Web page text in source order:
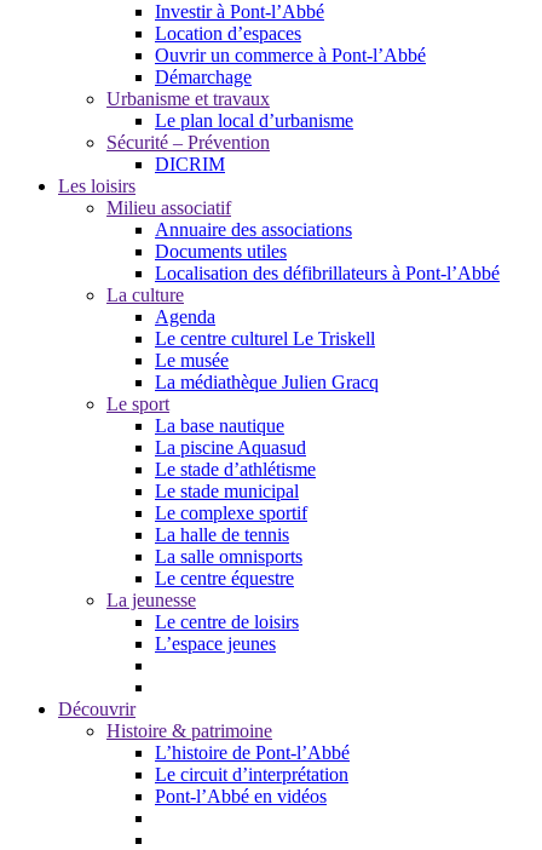
Investir à Pont-l’Abbé
Location d’espaces
Ouvrir un commerce à Pont-l’Abbé
Démarchage
Urbanisme et travaux
Le plan local d’urbanisme
Sécurité – Prévention
DICRIM
Les loisirs
Milieu associatif
Annuaire des associations
Documents utiles
Localisation des défibrillateurs à Pont-l’Abbé
La culture
Agenda
Le centre culturel Le Triskell
Le musée
La médiathèque Julien Gracq
Le sport
La base nautique
La piscine Aquasud
Le stade d’athlétisme
Le stade municipal
Le complexe sportif
La halle de tennis
La salle omnisports
Le centre équestre
La jeunesse
Le centre de loisirs
L’espace jeunes
Découvrir
Histoire & patrimoine
L’histoire de Pont-l’Abbé
Le circuit d’interprétation
Pont-l’Abbé en vidéos